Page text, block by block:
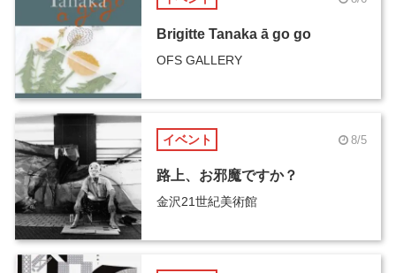
Brigitte Tanaka ā go go
OFS GALLERY
イベント 8/5
路上、お邪魔ですか？
金沢21世紀美術館